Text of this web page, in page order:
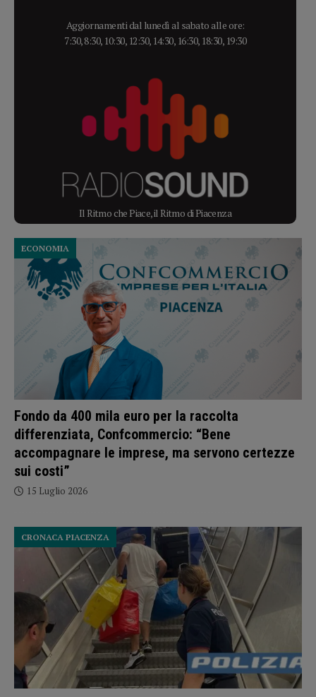
Aggiornamenti dal lunedì al sabato alle ore:
7:30, 8:30, 10:30, 12:30, 14:30, 16:30, 18:30, 19:30
Il Ritmo che Piace, il Ritmo di Piacenza
Fondo da 400 mila euro per la raccolta
differenziata, Confcommercio: “Bene
accompagnare le imprese, ma servono certezze
sui costi”
ECONOMIA
15 Luglio 2026
CRONACA PIACENZA